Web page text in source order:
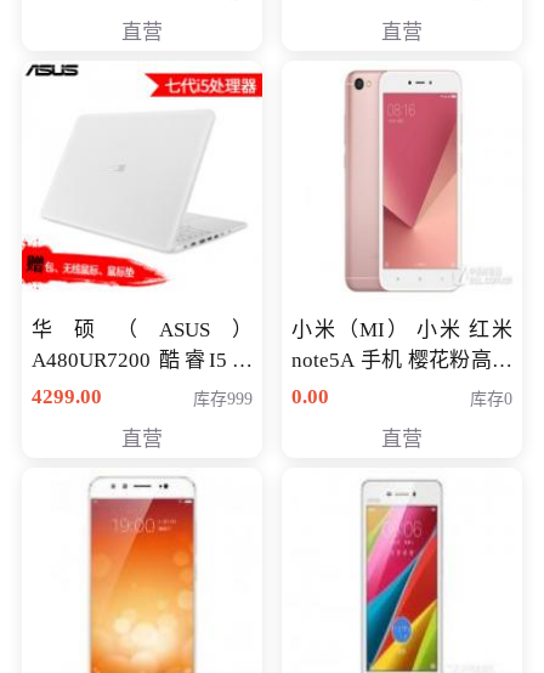
直营 直营
华硕（ASUS）
A480UR7200 酷睿I5超
薄学生办公游戏独显笔
NV930-2G独
4299.00 库存999
直营
小米（MI） 小米 红米
note5A 手机 樱花粉高配
版 全网通(3G+32G)
0.00 库存0
直营